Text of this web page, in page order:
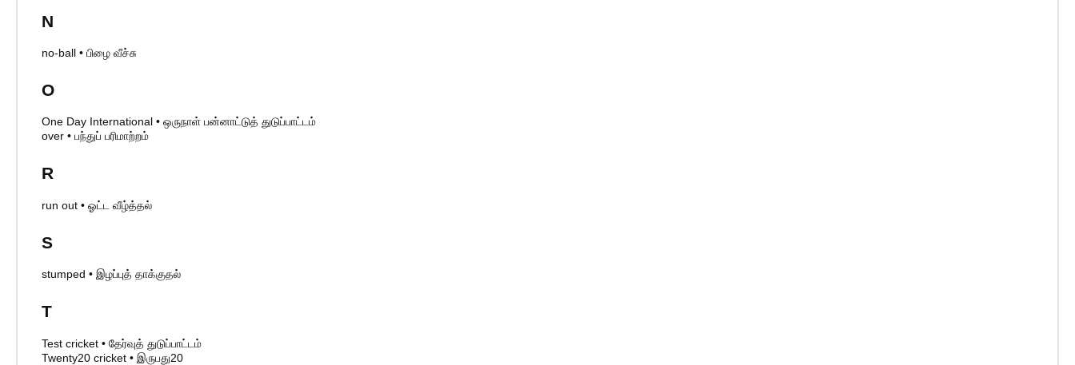
N
no-ball • பிழை வீச்சு
O
One Day International • ஒருநாள் பன்னாட்டுத் துடுப்பாட்டம்
over • பந்துப் பரிமாற்றம்
R
run out • ஓட்ட வீழ்த்தல்
S
stumped • இழப்புத் தாக்குதல்
T
Test cricket • தேர்வுத் துடுப்பாட்டம்
Twenty20 cricket • இருபது20